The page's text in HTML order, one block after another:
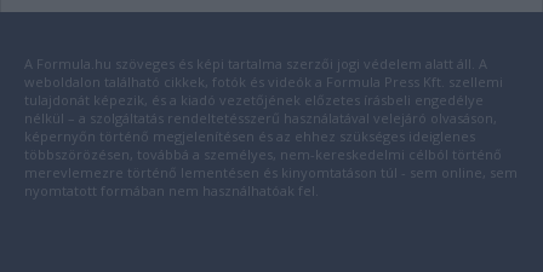
A Formula.hu szöveges és képi tartalma szerzői jogi védelem alatt áll. A
weboldalon található cikkek, fotók és videók a Formula Press Kft. szellemi
tulajdonát képezik, és a kiadó vezetőjének előzetes írásbeli engedélye
nélkül – a szolgáltatás rendeltetésszerű használatával velejáró olvasáson,
képernyőn történő megjelenítésen és az ehhez szükséges ideiglenes
többszörözésen, továbbá a személyes, nem-kereskedelmi célból történő
merevlemezre történő lementésen és kinyomtatáson túl - sem online, sem
nyomtatott formában nem használhatóak fel.